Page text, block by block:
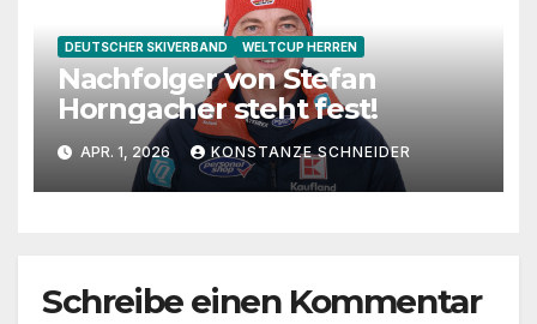
DEUTSCHER SKIVERBAND WELTCUP HERREN
Nachfolger von Stefan
Horngacher steht fest!
APR. 1, 2026 KONSTANZE SCHNEIDER
Schreibe einen Kommentar